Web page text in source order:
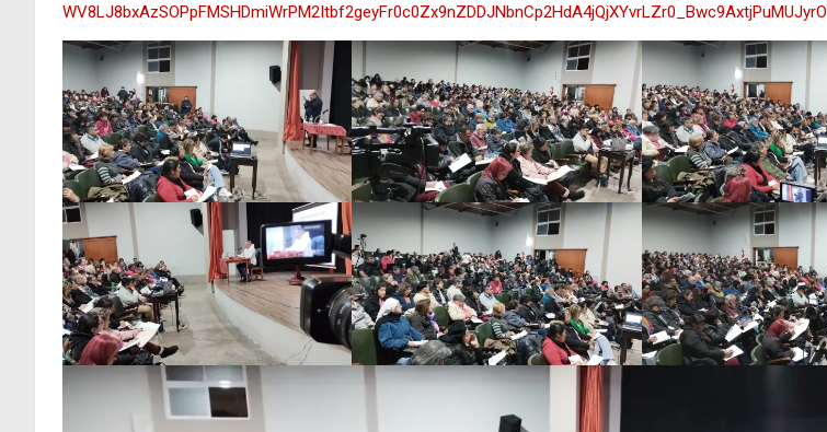
WV8LJ8bxAzSOPpFMSHDmiWrPM2Itbf2geyFr0c0Zx9nZDDJNbnCp2HdA4jQjXYvrLZr0_Bwc9AxtjPuMUJyrO